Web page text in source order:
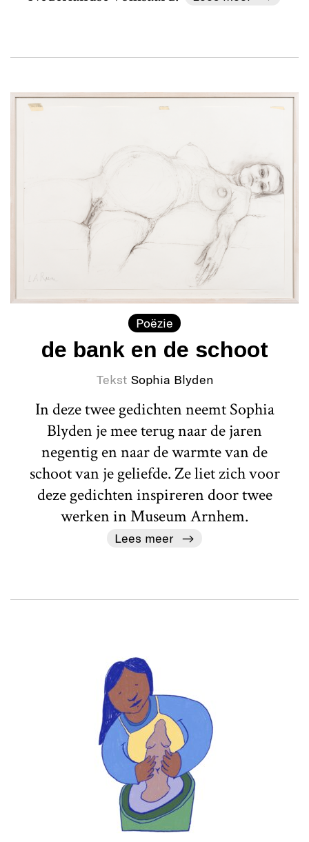
Poëzie
de bank en de schoot
Tekst Sophia Blyden
In deze twee gedichten neemt Sophia
Blyden je mee terug naar de jaren
negentig en naar de warmte van de
schoot van je geliefde. Ze liet zich voor
deze gedichten inspireren door twee
werken in Museum Arnhem.
Lees meer